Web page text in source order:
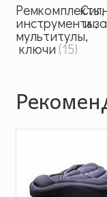
Ремкомплекты,
инструменты,
мультитулы,
ключи (15)
и